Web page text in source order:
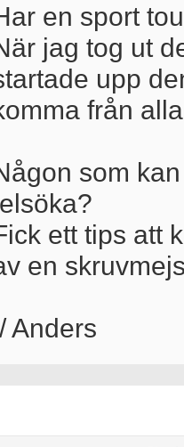
en sport
jag tog ut
upp
från
som
ett tips att
en
Anders